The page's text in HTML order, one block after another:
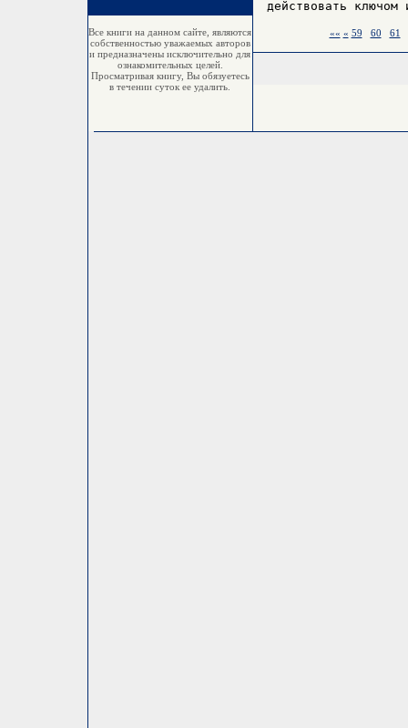
Все книги на данном сайте, являются
собственностью уважаемых авторов
и предназначены исключительно для
ознакомительных целей.
Просматривая книгу, Вы обязуетесь
в течении суток ее удалить.
«« « 59 60 61